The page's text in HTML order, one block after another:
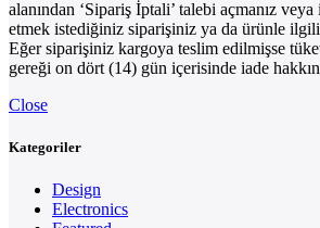
alanından ‘Sipariş İptali’ talebi açmanız
etmek istediğiniz siparişiniz ya da ürünle
Eğer siparişiniz kargoya teslim edilmişse
gereği on dört (14) gün içerisinde iade
Close
Kategoriler
Design
Electronics